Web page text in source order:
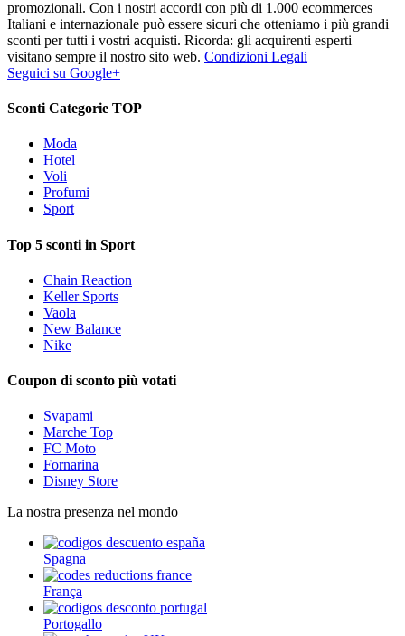
promozionali. Con i nostri accordi con più di 1.000 ecommerces
Italiani e internazionale può essere sicuri che otteniamo i più grandi
sconti per tutti i vostri acquisti. Ricorda: gli acquirenti esperti
visitano sempre il nostro sito web. Condizioni Legali
Seguici su Google+
Sconti Categorie TOP
Moda
Hotel
Voli
Profumi
Sport
Top 5 sconti in Sport
Chain Reaction
Keller Sports
Vaola
New Balance
Nike
Coupon di sconto più votati
Svapami
Marche Top
FC Moto
Fornarina
Disney Store
La nostra presenza nel mondo
Spagna
França
Portogallo